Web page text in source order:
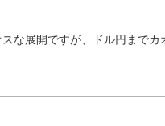
な展開ですが、ドル円まで